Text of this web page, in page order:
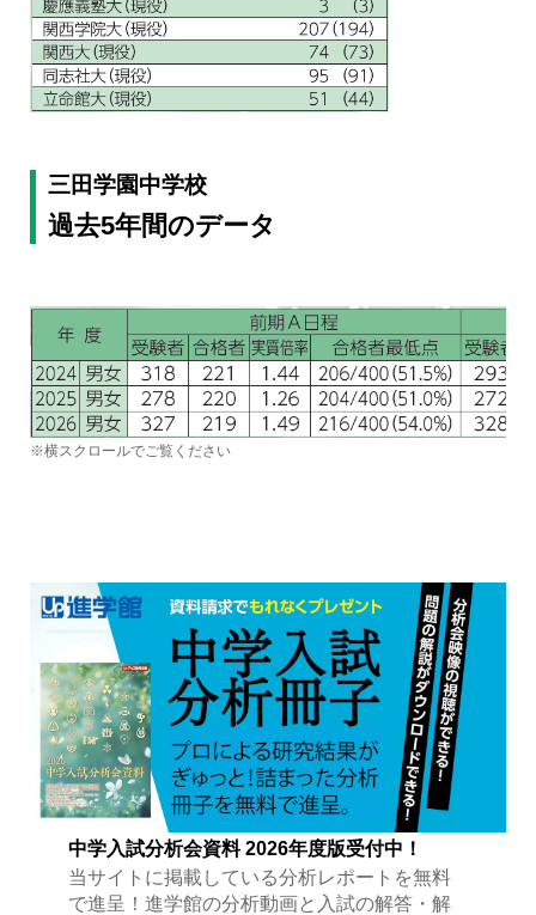
三田学園中学校
過去5年間のデータ
※横スクロールでご覧ください
中学入試分析会資料 2026年度版受付中！
当サイトに掲載している分析レポートを無料
で進呈！進学館の分析動画と入試の解答・解